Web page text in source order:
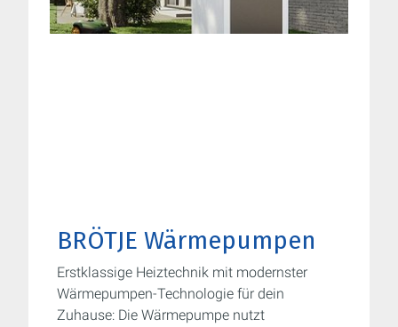
BRÖTJE Wärmepumpen
Erstklassige Heiztechnik mit modernster
Wärmepumpen-Technologie für dein
Zuhause: Die Wärmepumpe nutzt